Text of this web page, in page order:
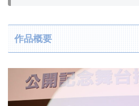
作品概要